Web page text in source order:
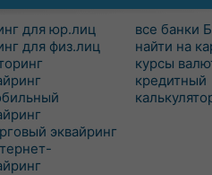
для юр.лиц
для физ.лиц
эквайринг
все банки
найти на
курсы
кредитный